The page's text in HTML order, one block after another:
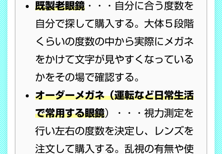
既製老眼鏡 ・・・自分に合う度数を
自分で探して購入する。大体５段階
くらいの度数の中から実際にメガネ
をかけて文字が見やすくなっている
かをその場で確認する。
オーダーメガネ（運転など日常生活
で常用する眼鏡）・・・視力測定を
行い左右の度数を決定し、レンズを
注文して購入する。乱視の有無や使